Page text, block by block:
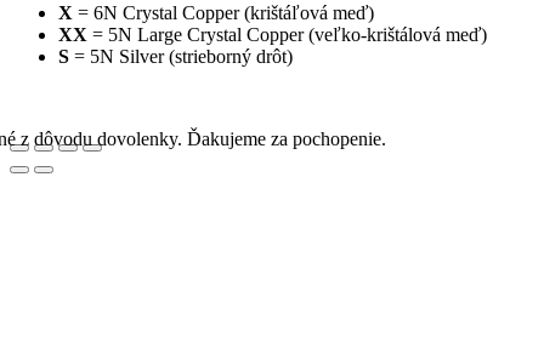
X = 6N Crystal Copper (krištáľová meď)
XX = 5N Large Crystal Copper (veľko-krištálová meď)
S = 5N Silver (strieborný drôt)
z dôvodu dovolenky. Ďakujeme za pochopenie.